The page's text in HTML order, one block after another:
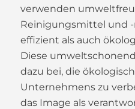
verwenden
Reinigungsmittel und
effizient als auch
Diese
dazu bei, die
Unternehmens zu
das Image als